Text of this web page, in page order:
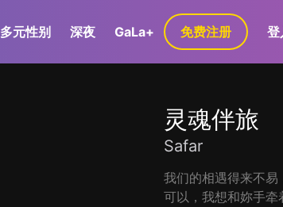
多元性别 深夜 GaLa+ 免费注册 登
灵魂伴旅
Safar
我们的相遇得来不
可以，我想和妳手